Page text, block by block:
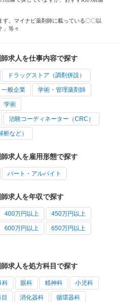
す。マイナビ薬剤師に載っている〇〇以
」等々
求人を仕事内容で探す
ドラッグストア（調剤併設）
一般企業 学術・管理薬剤師
学術
治験コーディネーター（CRC）
など）
求人を雇用形態で探す
パート・アルバイト
求人を年収で探す
400万円以上 450万円以上
600万円以上 650万円以上
求人を処方科目で探す
科 眼科 精神科 小児科
消化器科 循環器科